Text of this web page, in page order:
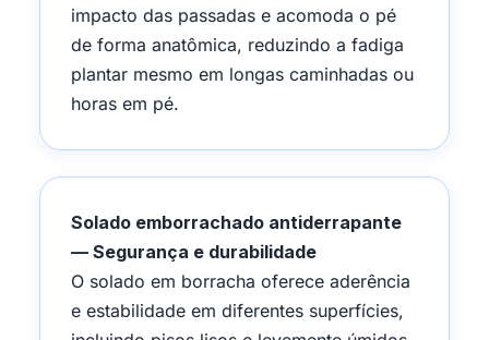
impacto das passadas e acomoda o pé
de forma anatômica, reduzindo a fadiga
plantar mesmo em longas caminhadas ou
horas em pé.
Solado emborrachado antiderrapante
— Segurança e durabilidade
O solado em borracha oferece aderência
e estabilidade em diferentes superfícies,